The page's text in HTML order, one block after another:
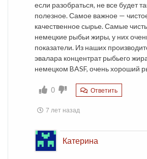
если разобраться, не все будет
полезное. Самое важное —
качественное сырье. Самые
немецкие рыбьи жиры, у них
показатели. Из наших
эвалара концентрат рыбьего
немецком BASF, очень хороший
0 Ответить
7 лет назад
Катерина